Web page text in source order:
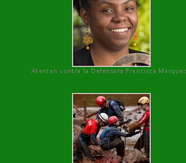
Atentan contra la Defensora Francisca Márquez